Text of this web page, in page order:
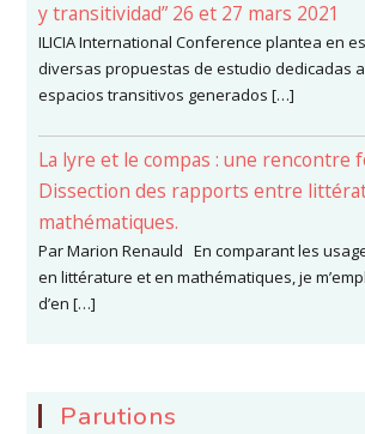
y transitividad” 26 et 27 mars 2021
ILICIA International Conference plantea en
diversas propuestas de estudio dedicadas
espacios transitivos generados […]
La lyre et le compas : une rencontre
Dissection des rapports entre
mathématiques.
Par Marion Renauld En comparant les
en littérature et en mathématiques, je
d’en […]
Parutions